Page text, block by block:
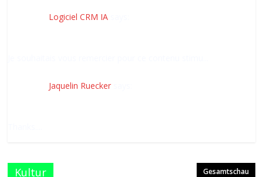
Logiciel CRM IA
Jaquelin Ruecker
Kultur Gesamtschau